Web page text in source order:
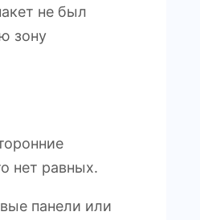
не был
зону
нет равных.
панели или